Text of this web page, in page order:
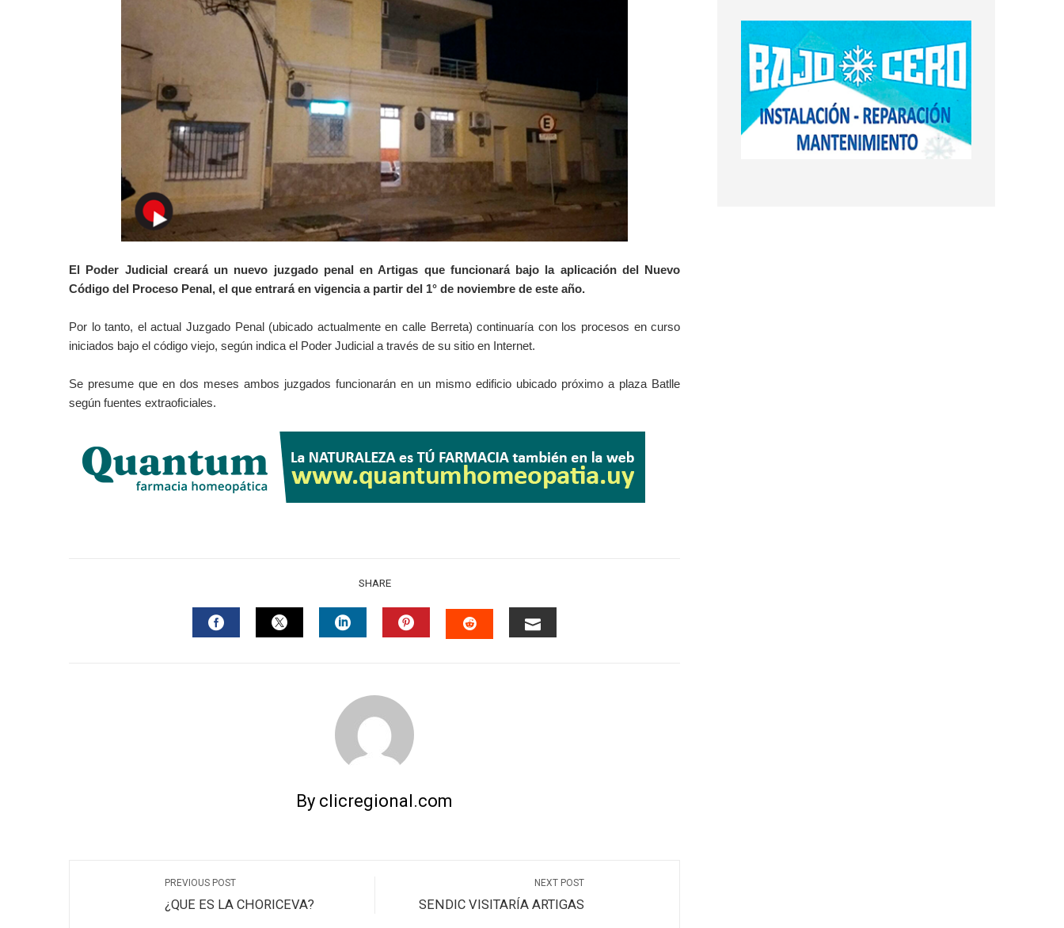
El Poder Judicial creará un nuevo juzgado penal en Artigas que funcionará bajo la aplicación del Nuevo
Código del Proceso Penal, el que entrará en vigencia a partir del 1° de noviembre de este año.
Por lo tanto, el actual Juzgado Penal (ubicado actualmente en calle Berreta) continuaría con los procesos en curso
iniciados bajo el código viejo, según indica el Poder Judicial a través de su sitio en Internet.
Se presume que en dos meses ambos juzgados funcionarán en un mismo edificio ubicado próximo a plaza Batlle
según fuentes extraoficiales.
SHARE
By clicregional.com
PREVIOUS POST
¿QUE ES LA CHORICEVA?
NEXT POST
SENDIC VISITARÍA ARTIGAS